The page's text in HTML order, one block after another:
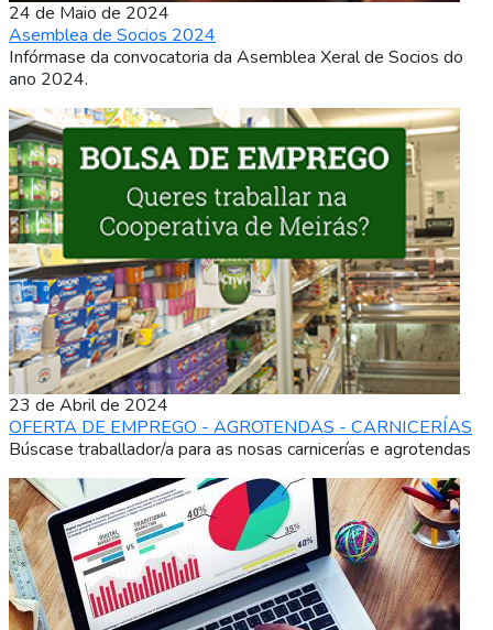
24 de Maio de 2024
Asemblea de Socios 2024
Infórmase da convocatoria da Asemblea Xeral de Socios do
ano 2024.
23 de Abril de 2024
OFERTA DE EMPREGO - AGROTENDAS - CARNICERÍAS
Búscase traballador/a para as nosas carnicerías e agrotendas